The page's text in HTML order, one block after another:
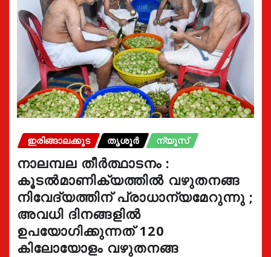
ഇരിങ്ങാലക്കുട തൃശൂർ ന്യൂസ്
നാലമ്പല തീർത്ഥാടനം :
കൂടൽമാണിക്യത്തിൽ വഴുതനങ്ങ
നിവേദ്യത്തിന് പ്രാധാന്യമേറുന്നു ;
അവധി ദിനങ്ങളിൽ
ഉപയോഗിക്കുന്നത് 120
കിലോയോളം വഴുതനങ്ങ